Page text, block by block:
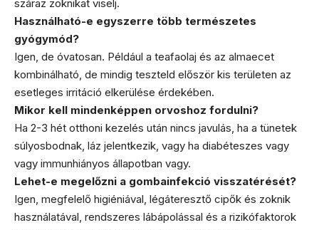
száraz zoknikat viselj.
Használható-e egyszerre több természetes
gyógymód?
Igen, de óvatosan. Például a teafaolaj és az almaecet
kombinálható, de mindig teszteld először kis területen az
esetleges irritáció elkerülése érdekében.
Mikor kell mindenképpen orvoshoz fordulni?
Ha 2-3 hét otthoni kezelés után nincs javulás, ha a tünetek
súlyosbodnak, láz jelentkezik, vagy ha diabéteszes vagy
vagy immunhiányos állapotban vagy.
Lehet-e megelőzni a gombainfekció visszatérését?
Igen, megfelelő higiéniával, légáteresztő cipők és zoknik
használatával, rendszeres lábápolással és a rizikófaktorok